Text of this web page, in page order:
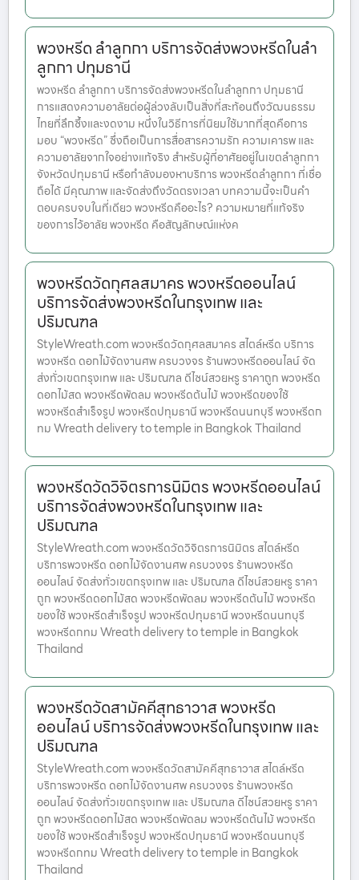
พวงหรีด ลําลูกกา บริการจัดส่งพวงหรีดในลํา
ลูกกา ปทุมธานี
พวงหรีด ลําลูกกา บริการจัดส่งพวงหรีดในลําลูกกา ปทุมธานี
การแสดงความอาลัยต่อผู้ล่วงลับเป็นสิ่งที่สะท้อนถึงวัฒนธรรม
ไทยที่ลึกซึ้งและงดงาม หนึ่งในวิธีการที่นิยมใช้มากที่สุดคือการ
มอบ “พวงหรีด” ซึ่งถือเป็นการสื่อสารความรัก ความเคารพ และ
ความอาลัยจากใจอย่างแท้จริง สำหรับผู้ที่อาศัยอยู่ในเขตลำลูกกา
จังหวัดปทุมธานี หรือกำลังมองหาบริการ พวงหรีดลำลูกกา ที่เชื่อ
ถือได้ มีคุณภาพ และจัดส่งถึงวัดตรงเวลา บทความนี้จะเป็นคำ
ตอบครบจบในที่เดียว พวงหรีดคืออะไร? ความหมายที่แท้จริง
ของการไว้อาลัย พวงหรีด คือสัญลักษณ์แห่งค
พวงหรีดวัดกุศลสมาคร พวงหรีดออนไลน์
บริการจัดส่งพวงหรีดในกรุงเทพ และ
ปริมณฑล
StyleWreath.com พวงหรีดวัดกุศลสมาคร สไตล์หรีด บริการ
พวงหรีด ดอกไม้จัดงานศพ ครบวงจร ร้านพวงหรีดออนไลน์ จัด
ส่งทั่วเขตกรุงเทพ และ ปริมณฑล ดีไซน์สวยหรู ราคาถูก พวงหรีด
ดอกไม้สด พวงหรีดพัดลม พวงหรีดต้นไม้ พวงหรีดของใช้
พวงหรีดสำเร็จรูป พวงหรีดปทุมธานี พวงหรีดนนทบุรี พวงหรีดก
ทม Wreath delivery to temple in Bangkok Thailand
พวงหรีดวัดวิจิตรการนิมิตร พวงหรีดออนไลน์
บริการจัดส่งพวงหรีดในกรุงเทพ และ
ปริมณฑล
StyleWreath.com พวงหรีดวัดวิจิตรการนิมิตร สไตล์หรีด
บริการพวงหรีด ดอกไม้จัดงานศพ ครบวงจร ร้านพวงหรีด
ออนไลน์ จัดส่งทั่วเขตกรุงเทพ และ ปริมณฑล ดีไซน์สวยหรู ราคา
ถูก พวงหรีดดอกไม้สด พวงหรีดพัดลม พวงหรีดต้นไม้ พวงหรีด
ของใช้ พวงหรีดสำเร็จรูป พวงหรีดปทุมธานี พวงหรีดนนทบุรี
พวงหรีดกทม Wreath delivery to temple in Bangkok
Thailand
พวงหรีดวัดสามัคคีสุทธาวาส พวงหรีด
ออนไลน์ บริการจัดส่งพวงหรีดในกรุงเทพ และ
ปริมณฑล
StyleWreath.com พวงหรีดวัดสามัคคีสุทธาวาส สไตล์หรีด
บริการพวงหรีด ดอกไม้จัดงานศพ ครบวงจร ร้านพวงหรีด
ออนไลน์ จัดส่งทั่วเขตกรุงเทพ และ ปริมณฑล ดีไซน์สวยหรู ราคา
ถูก พวงหรีดดอกไม้สด พวงหรีดพัดลม พวงหรีดต้นไม้ พวงหรีด
ของใช้ พวงหรีดสำเร็จรูป พวงหรีดปทุมธานี พวงหรีดนนทบุรี
พวงหรีดกทม Wreath delivery to temple in Bangkok
Thailand